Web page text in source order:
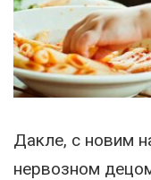
Дакле, с новим
нервозном